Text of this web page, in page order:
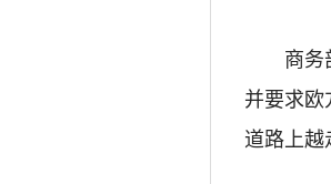
商务
并要求
道路上越